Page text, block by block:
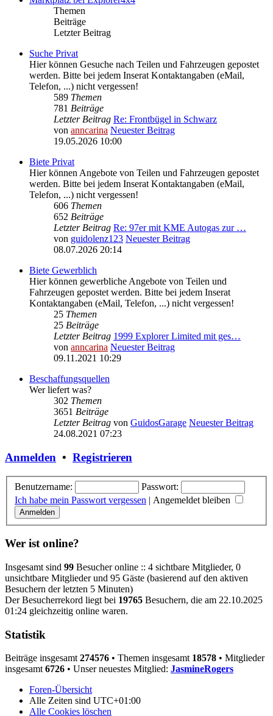
Themen
Beiträge
Letzter Beitrag
Suche Privat
Hier können Gesuche nach Teilen und Fahrzeugen gepostet
werden. Bitte bei jedem Inserat Kontaktangaben (eMail,
Telefon, ...) nicht vergessen!
589 Themen
781 Beiträge
Letzter Beitrag Re: Frontbügel in Schwarz
von anncarina Neuester Beitrag
19.05.2026 10:00
Biete Privat
Hier können Angebote von Teilen und Fahrzeugen gepostet
werden. Bitte bei jedem Inserat Kontaktangaben (eMail,
Telefon, ...) nicht vergessen!
606 Themen
652 Beiträge
Letzter Beitrag Re: 97er mit KME Autogas zur …
von guidolenz123 Neuester Beitrag
08.07.2026 20:14
Biete Gewerblich
Hier können gewerbliche Angebote von Teilen und
Fahrzeugen gepostet werden. Bitte bei jedem Inserat
Kontaktangaben (eMail, Telefon, ...) nicht vergessen!
25 Themen
25 Beiträge
Letzter Beitrag 1999 Explorer Limited mit ges…
von anncarina Neuester Beitrag
09.11.2021 10:29
Beschaffungsquellen
Wer liefert was?
302 Themen
3651 Beiträge
Letzter Beitrag von GuidosGarage Neuester Beitrag
24.08.2021 07:23
Anmelden • Registrieren
Benutzername:
Passwort:
Ich habe mein Passwort vergessen | Angemeldet bleiben
Wer ist online?
Insgesamt sind 99 Besucher online :: 4 sichtbare Mitglieder, 0
unsichtbare Mitglieder und 95 Gäste (basierend auf den aktiven
Besuchern der letzten 5 Minuten)
Der Besucherrekord liegt bei 19765 Besuchern, die am 22.10.2025
01:24 gleichzeitig online waren.
Statistik
Beiträge insgesamt 274576 • Themen insgesamt 18578 • Mitglieder
insgesamt 6726 • Unser neuestes Mitglied: JasmineRogers
Foren-Übersicht
Alle Zeiten sind UTC+01:00
Alle Cookies löschen